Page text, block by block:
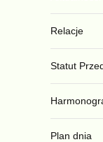
Relacje
Statut
Plan dnia